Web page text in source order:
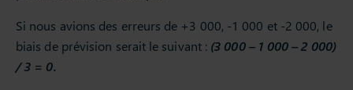
Si nous avions des erreurs de +3 000, -1 000 et -2 000, le
biais de prévision serait le suivant : (3 000 – 1 000 – 2 000)
/ 3 = 0.